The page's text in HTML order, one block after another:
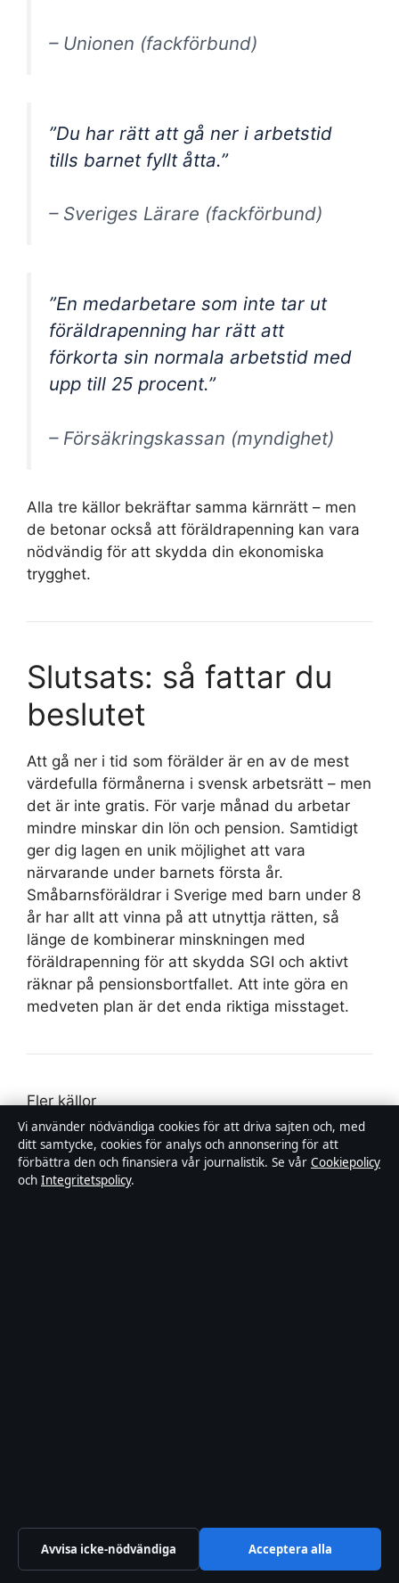
– Unionen (fackförbund)
”Du har rätt att gå ner i arbetstid
tills barnet fyllt åtta.”
– Sveriges Lärare (fackförbund)
”En medarbetare som inte tar ut
föräldrapenning har rätt att
förkorta sin normala arbetstid med
upp till 25 procent.”
– Försäkringskassan (myndighet)
Alla tre källor bekräftar samma kärnrätt – men
de betonar också att föräldrapenning kan vara
nödvändig för att skydda din ekonomiska
trygghet.
Slutsats: så fattar du
beslutet
Att gå ner i tid som förälder är en av de mest
värdefulla förmånerna i svensk arbetsrätt – men
det är inte gratis. För varje månad du arbetar
mindre minskar din lön och pension. Samtidigt
ger dig lagen en unik möjlighet att vara
närvarande under barnets första år.
Småbarnsföräldrar i Sverige med barn under 8
år har allt att vinna på att utnyttja rätten, så
länge de kombinerar minskningen med
föräldrapenning för att skydda SGI och aktivt
räknar på pensionsbortfallet. Att inte göra en
medveten plan är det enda riktiga misstaget.
Fler källor
riksdagen.se,dik.se,skandia.se,reddit.com,
forsakringskassan.se,facebook.com,vision.se
knodd.se
Vad händer om jag byter jobb under
Vi använder nödvändiga cookies för att driva sajten och, med
ditt samtycke, cookies för analys och annonsering för att
förbättra den och finansiera vår journalistik. Se vår Cookiepolicy
och Integritetspolicy.
Avvisa icke-nödvändiga Acceptera alla